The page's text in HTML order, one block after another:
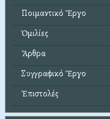
Ποιμαντικό Ἔργο
Ὁμιλίες
Ἄρθρα
Συγγραφικό Ἔργο
Ἐπιστολές